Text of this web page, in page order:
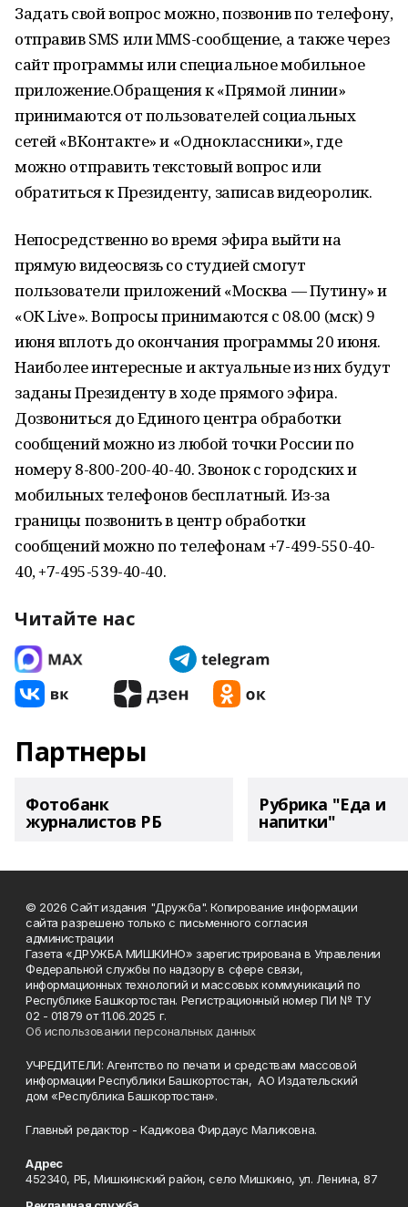
Задать свой вопрос можно, позвонив по телефону,
отправив SMS или MMS-сообщение, а также через
сайт программы или специальное мобильное
приложение.Обращения к «Прямой линии»
принимаются от пользователей социальных
сетей «ВКонтакте» и «Одноклассники», где
можно отправить текстовый вопрос или
обратиться к Президенту, записав видеоролик.
Непосредственно во время эфира выйти на
прямую видеосвязь со студией смогут
пользователи приложений «Москва — Путину» и
«ОК Live». Вопросы принимаются с 08.00 (мск) 9
июня вплоть до окончания программы 20 июня.
Наиболее интересные и актуальные из них будут
заданы Президенту в ходе прямого эфира.
Дозвониться до Единого центра обработки
сообщений можно из любой точки России по
номеру 8-800-200-40-40. Звонок с городских и
мобильных телефонов бесплатный. Из-за
границы позвонить в центр обработки
сообщений можно по телефонам +7-499-550-40-
40, +7-495-539-40-40.
Читайте нас
Партнеры
Фотобанк
журналистов РБ
Рубрика "Еда и
напитки"
© 2026 Сайт издания "Дружба". Копирование информации
сайта разрешено только с письменного согласия
администрации
Газета «ДРУЖБА МИШКИНО» зарегистрирована в Управлении
Федеральной службы по надзору в сфере связи,
информационных технологий и массовых коммуникаций по
Республике Башкортостан. Регистрационный номер ПИ № ТУ
02 - 01879 от 11.06.2025 г.
Об использовании персональных данных
УЧРЕДИТЕЛИ: Агентство по печати и средствам массовой
информации Республики Башкортостан, АО Издательский
дом «Республика Башкортостан».
Главный редактор - Кадикова Фирдаус Маликовна.
Адрес
452340, РБ, Мишкинский район, село Мишкино, ул. Ленина, 87